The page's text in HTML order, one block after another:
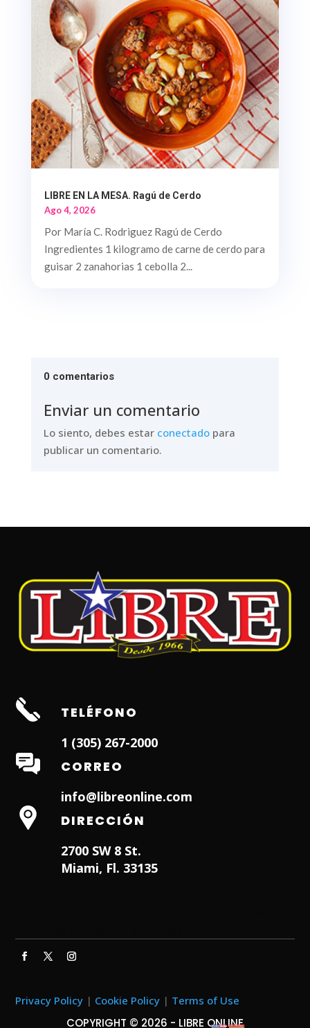
LIBRE EN LA MESA. Ragú de Cerdo
Ago 4, 2026
Por María C. Rodriguez Ragú de Cerdo
Ingredientes 1 kilogramo de carne de cerdo para
guisar 2 zanahorias 1 cebolla 2...
0 comentarios
Enviar un comentario
Lo siento, debes estar conectadopara
publicar un comentario.
TELÉFONO
1 (305) 267-2000
CORREO
info@libreonline.com
DIRECCIÓN
2700 SW 8 St.
Miami, Fl. 33135
Privacy Policy | Cookie Policy | Terms of Use
COPYRIGHT © 2026 - LIBRE ONLINE